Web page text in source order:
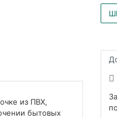
из ПВХ,
бытовых